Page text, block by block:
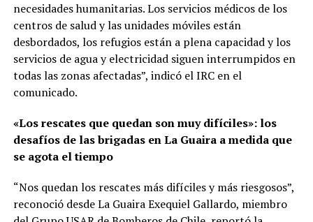
necesidades humanitarias. Los servicios médicos de los
centros de salud y las unidades móviles están
desbordados, los refugios están a plena capacidad y los
servicios de agua y electricidad siguen interrumpidos en
todas las zonas afectadas”, indicó el IRC en el
comunicado.
«Los rescates que quedan son muy difíciles»: los
desafíos de las brigadas en La Guaira a medida que
se agota el tiempo
“Nos quedan los rescates más difíciles y más riesgosos”,
reconoció desde La Guaira Exequiel Gallardo, miembro